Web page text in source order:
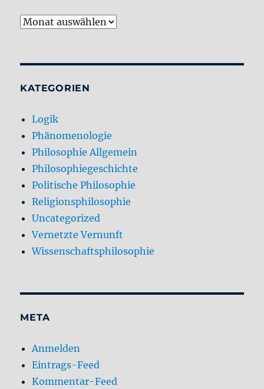
Archiv
KATEGORIEN
Logik
Phänomenologie
Philosophie Allgemein
Philosophiegeschichte
Politische Philosophie
Religionsphilosophie
Uncategorized
Vernetzte Vernunft
Wissenschaftsphilosophie
META
Anmelden
Eintrags-Feed
Kommentar-Feed